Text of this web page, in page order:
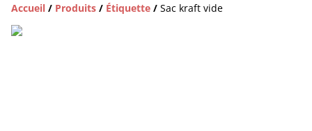
Accueil / Produits / Étiquette / Sac kraft vide